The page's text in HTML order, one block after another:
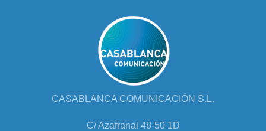
CASABLANCA COMUNICACIÓN S.L.
C/ Azafranal 48-50 1D